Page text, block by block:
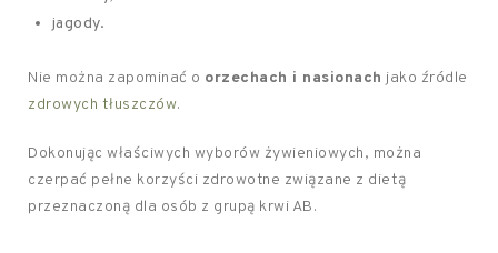
jagody.
Nie można zapominać o orzechach i nasionach jako źródle
zdrowych tłuszczów.
Dokonując właściwych wyborów żywieniowych, można
czerpać pełne korzyści zdrowotne związane z dietą
przeznaczoną dla osób z grupą krwi AB.